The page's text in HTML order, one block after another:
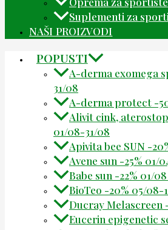
Suplementi za
NAŠI PROIZVODI
POPUSTI
A-derma exomega
31/08
A-derma protect -
Alivit cink,
01/08-31/08
Apivita bee SUN -
Avene sun -25% 01/
Babe sun -22% 01/
BioTeo -20% 05/08-
Ducray Melascreen
Eucerin epigenetic